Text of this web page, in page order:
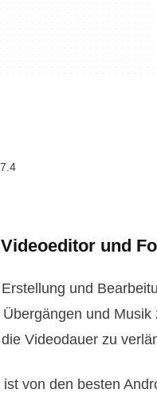
und
und
und
Videodauer zu
von den besten